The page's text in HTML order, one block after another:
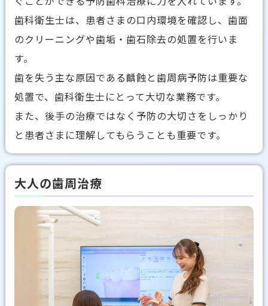
歯科衛生士は、患者さまの口内環境を確認し、歯面
のクリーニングや歯垢・歯石除去の処置を行いま
す。
歯を失う主な原因である齲蝕と歯周病予防は重要な
処置で、歯科衛生士にとって大切な業務です。
また、後手の治療ではなく予防の大切さをしっかり
と患者さまに理解してもらうことも重要です。
大人の歯周治療